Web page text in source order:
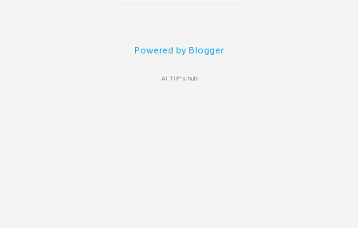
Powered by Blogger
AI TIP's hub